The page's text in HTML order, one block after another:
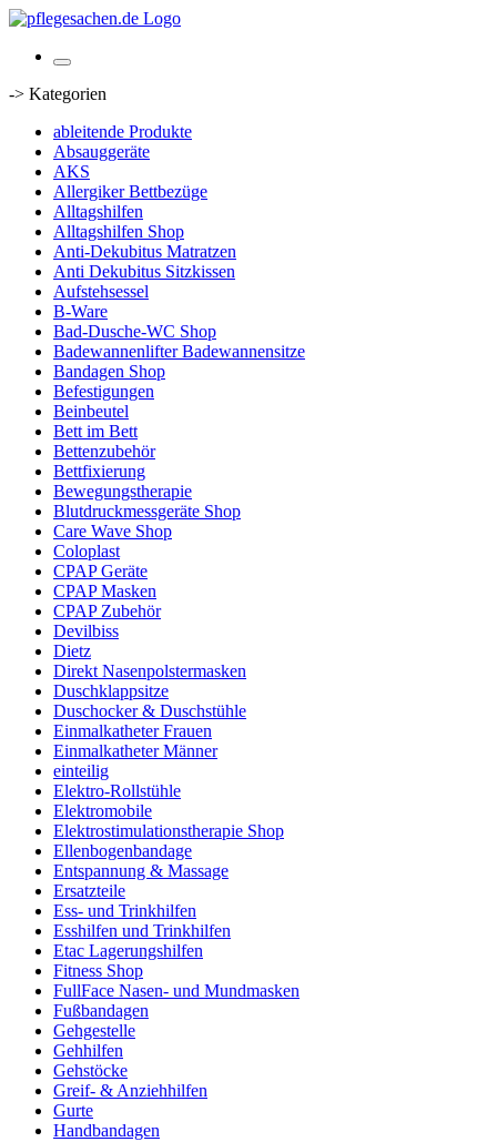
-> Kategorien
ableitende Produkte
Absauggeräte
AKS
Allergiker Bettbezüge
Alltagshilfen
Alltagshilfen Shop
Anti-Dekubitus Matratzen
Anti Dekubitus Sitzkissen
Aufstehsessel
B-Ware
Bad-Dusche-WC Shop
Badewannenlifter Badewannensitze
Bandagen Shop
Befestigungen
Beinbeutel
Bett im Bett
Bettenzubehör
Bettfixierung
Bewegungstherapie
Blutdruckmessgeräte Shop
Care Wave Shop
Coloplast
CPAP Geräte
CPAP Masken
CPAP Zubehör
Devilbiss
Dietz
Direkt Nasenpolstermasken
Duschklappsitze
Duschocker & Duschstühle
Einmalkatheter Frauen
Einmalkatheter Männer
einteilig
Elektro-Rollstühle
Elektromobile
Elektrostimulationstherapie Shop
Ellenbogenbandage
Entspannung & Massage
Ersatzteile
Ess- und Trinkhilfen
Esshilfen und Trinkhilfen
Etac Lagerungshilfen
Fitness Shop
FullFace Nasen- und Mundmasken
Fußbandagen
Gehgestelle
Gehhilfen
Gehstöcke
Greif- & Anziehhilfen
Gurte
Handbandagen